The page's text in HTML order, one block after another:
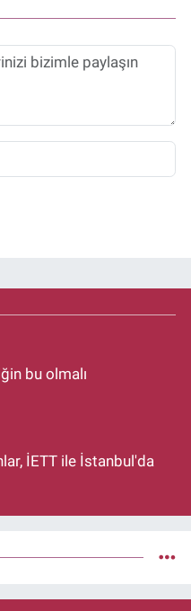
bu olmalı
İETT ile İstanbul'da